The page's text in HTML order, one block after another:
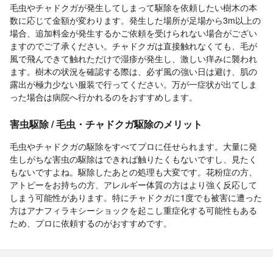
毛虫やチャドクガが発生してしまって駆除を依頼したい樹木の本
数に応じて金額が変わります。発生した場所が足場から3m以上の
場合、追加料金が発生するかご依頼を受けられない場合がござい
ますのでご了承ください。チャドクガは直接触れなくても、毛が
風で飛んできて触れただけで湿疹が発生し、激しい痒みに襲われ
ます。樹木の状況を確認する際は、必ず風の強い日は避け、肌の
露出が極力少ない服装で行ってください。万が一症状が出てしま
った場合は病院へ行かれるのをおすすめします。
害虫駆除 / 毛虫・チャドクガ駆除のメリット
毛虫やチャドクガの駆除をすべてプロに任せられます。大量に発
生しがちな害虫の駆除はできれば触りたくもないですし、見たく
もないですよね。駆除したあとの処理も大変です。花粉症の方、
アトピーをお持ちの方、アレルギー体質の方はより強く反応して
しまう可能性があります。特にチャドクガに1度でも被害に遭った
方はアナフィラキシーショックを起こし重症化する可能性もある
ため、プロに依頼するのがおすすめです。